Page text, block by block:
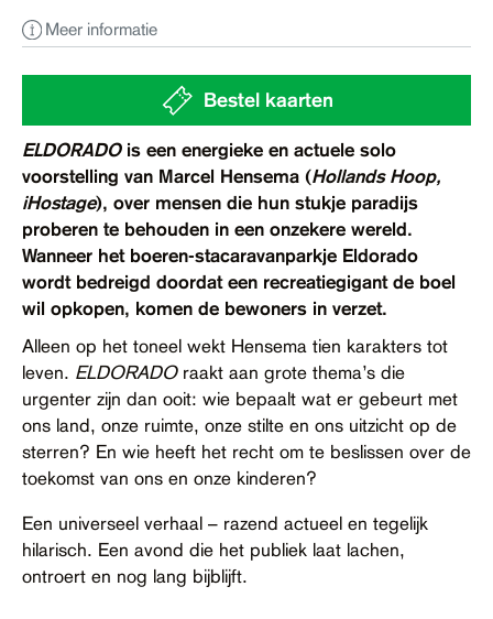
Eten & drinken
Ruimte huren
Contact
Toegankelijkheid
Meer informatie
Bestel kaarten
ELDORADO is een energieke en actuele solo
voorstelling van Marcel Hensema (Hollands Hoop,
iHostage), over mensen die hun stukje paradijs
proberen te behouden in een onzekere wereld.
Wanneer het boeren-stacaravanparkje Eldorado
wordt bedreigd doordat een recreatiegigant de boel
wil opkopen, komen de bewoners in verzet.
Alleen op het toneel wekt Hensema tien karakters tot
leven. ELDORADO raakt aan grote thema’s die
urgenter zijn dan ooit: wie bepaalt wat er gebeurt met
ons land, onze ruimte, onze stilte en ons uitzicht op de
sterren? En wie heeft het recht om te beslissen over de
toekomst van ons en onze kinderen?
Een universeel verhaal – razend actueel en tegelijk
hilarisch. Een avond die het publiek laat lachen,
ontroert en nog lang bijblijft.